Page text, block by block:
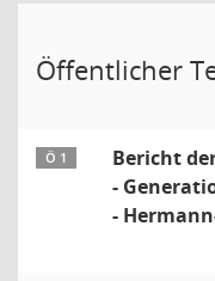
Öffentlicher
Ö 1
Bericht
-
-